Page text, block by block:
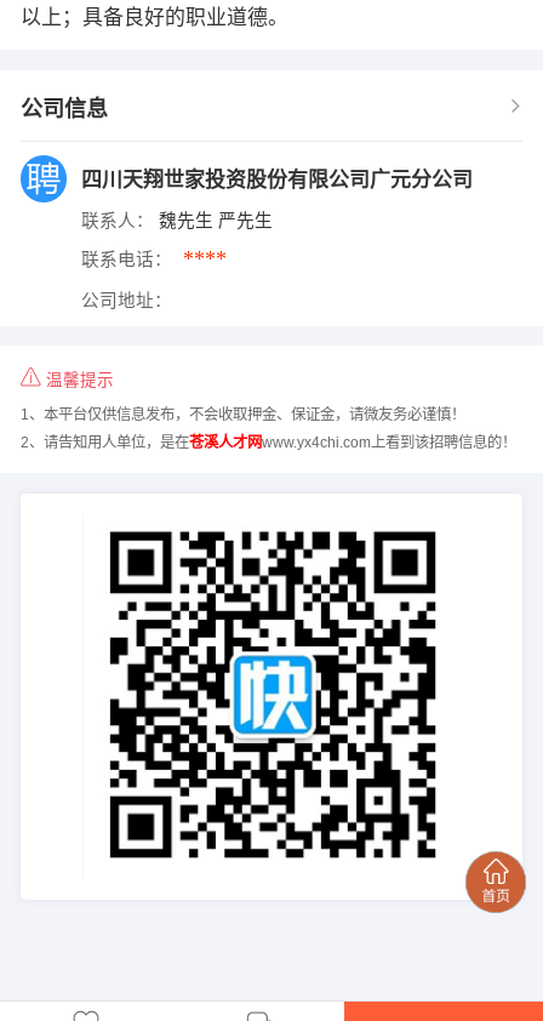
以上；具备良好的职业道德。
公司信息
四川天翔世家投资股份有限公司广元分公司
联系人： 魏先生 严先生
联系电话： ****
公司地址：
温馨提示
1、本平台仅供信息发布，不会收取押金、保证金，请微友务必谨慎！
2、请告知用人单位，是在苍溪人才网www.yx4chi.com上看到该招聘信息的！